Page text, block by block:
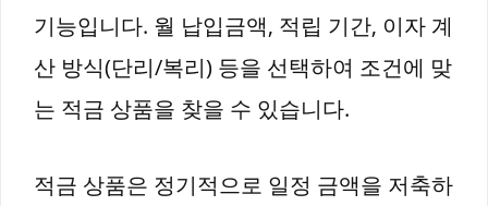
기능입니다. 월 납입금액, 적립 기간, 이자 계
산 방식(단리/복리) 등을 선택하여 조건에 맞
는 적금 상품을 찾을 수 있습니다.
적금 상품은 정기적으로 일정 금액을 저축하